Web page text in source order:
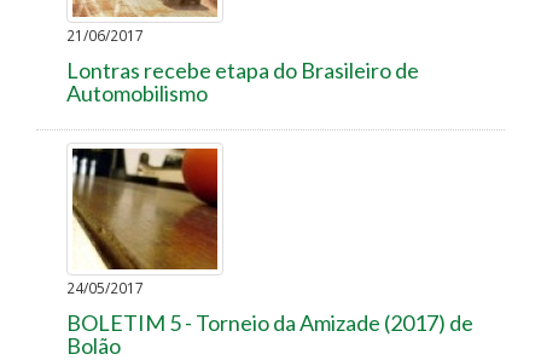
21/06/2017
Lontras recebe etapa do Brasileiro de
Automobilismo
24/05/2017
BOLETIM 5 - Torneio da Amizade (2017) de
Bolão